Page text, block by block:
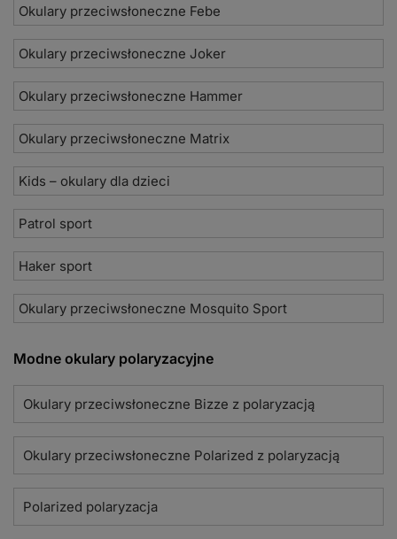
Okulary przeciwsłoneczne Febe
Okulary przeciwsłoneczne Joker
Okulary przeciwsłoneczne Hammer
Okulary przeciwsłoneczne Matrix
Kids – okulary dla dzieci
Patrol sport
Haker sport
Okulary przeciwsłoneczne Mosquito Sport
Modne okulary polaryzacyjne
Okulary przeciwsłoneczne Bizze z polaryzacją
Okulary przeciwsłoneczne Polarized z polaryzacją
Polarized polaryzacja